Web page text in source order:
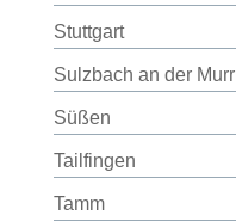
Stuttgart
Sulzbach an der Murr
Süßen
Tailfingen
Tamm